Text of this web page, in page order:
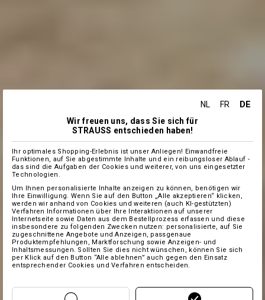
NL FR DE
Wir freuen uns, dass Sie sich für
STRAUSS entschieden haben!
Ihr optimales Shopping-Erlebnis ist unser Anliegen! Einwandfreie
Funktionen, auf Sie abgestimmte Inhalte und ein reibungsloser Ablauf -
das sind die Aufgaben der Cookies und weiterer, von uns eingesetzter
Technologien.
Um Ihnen personalisierte Inhalte anzeigen zu können, benötigen wir
Ihre Einwilligung. Wenn Sie auf den Button „Alle akzeptieren“ klicken,
werden wir anhand von Cookies und weiteren (auch KI-gestützten)
Verfahren Informationen über Ihre Interaktionen auf unserer
Internetseite sowie Daten aus dem Bestellprozess erfassen und diese
insbesondere zu folgenden Zwecken nutzen: personalisierte, auf Sie
zugeschnittene Angebote und Anzeigen, passgenaue
Produktempfehlungen, Marktforschung sowie Anzeigen- und
Inhaltsmessungen. Sollten Sie dies nicht wünschen, können Sie sich
per Klick auf den Button “Alle ablehnen” auch gegen den Einsatz
entsprechender Cookies und Verfahren entscheiden.